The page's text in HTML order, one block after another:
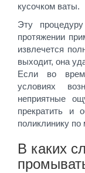
кусочком ваты.
Эту
протяжении
извлечется
выходит, она
Если во
условиях
неприятные
прекратить и
поликлинику по
В каких